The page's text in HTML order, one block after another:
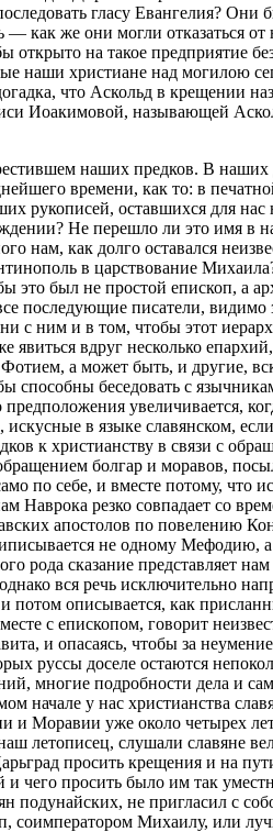
гласу Евангелия?
как же они могли отказаться
на такое предприятие
наши христиане над могилою
что Аскольд в крещении
Иоакимовой, называющей
наших предков. В
времени, как то: в
оставшихся для нас
Не перешло ли это имя в
нам, как долго оставался
в царствование
это был не простой епископ, а
последующие писатели,
с ним и в том, чтобы этот
явиться вдруг несколько
а может быть, и другие,
способны беседовать с
увеличивается,
в языке славянском,
к христианству в связи с
болгар и моравов,
по себе, и вместе потому, что
Наврока резко совпадает со
апостолов по повелению
не одному Мефодию,
рода сказание представляет
вся речь исключительно
описывается, как
с епископом, говорит
и опасаясь, чтобы за
руссы доселе остаются
многие подробности дела и
у нас христианства
и Моравии уже около четырех
летописец, слушали славяне
просить крещения и на
чего просить было им так
подунайских, не пригласил с
соимператором Михаилу,